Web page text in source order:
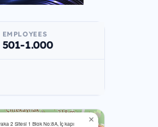
EMPLOYEES
501-1.000
2 Sitesi 1 Blok No:8A, İç kapı
×